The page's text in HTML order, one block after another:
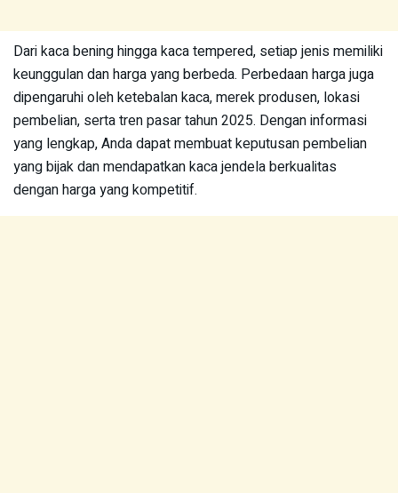
Dari kaca bening hingga kaca tempered, setiap jenis memiliki
keunggulan dan harga yang berbeda. Perbedaan harga juga
dipengaruhi oleh ketebalan kaca, merek produsen, lokasi
pembelian, serta tren pasar tahun 2025. Dengan informasi
yang lengkap, Anda dapat membuat keputusan pembelian
yang bijak dan mendapatkan kaca jendela berkualitas
dengan harga yang kompetitif.